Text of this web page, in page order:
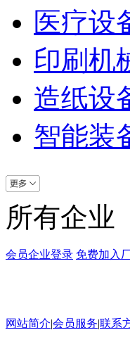
医疗设
印刷机
造纸设
智能装
所有企业
会员企业登录 免费加入
网站简介|会员服务|联系